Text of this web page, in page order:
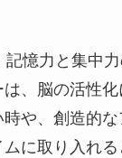
記憶力と集中
、脳の活性化
や、創造的
に取り入れ